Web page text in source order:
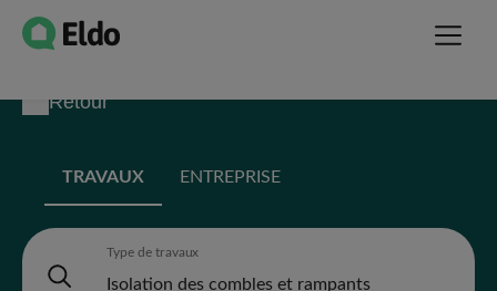
Retour
TRAVAUX ENTREPRISE
Type de travaux